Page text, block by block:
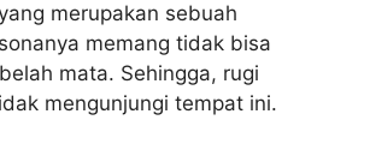
merupakan sebuah
memang tidak bisa
mata. Sehingga, rugi
mengunjungi tempat ini.